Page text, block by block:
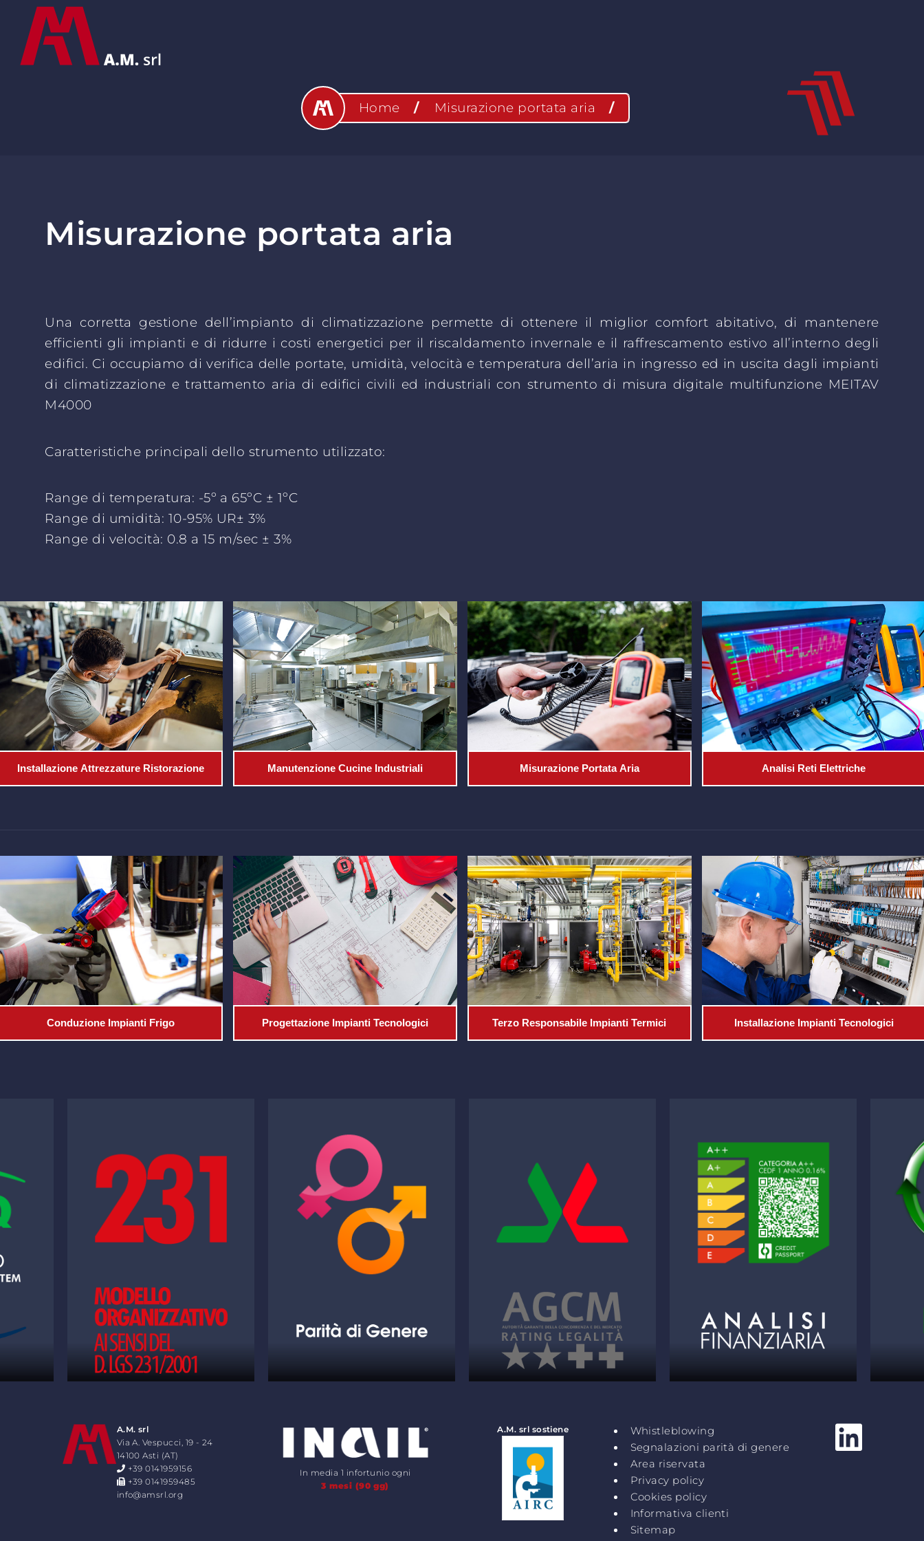
Home Misurazione portata aria
Misurazione portata aria
Una corretta gestione dell’impianto di climatizzazione permette di ottenere il miglior comfort abitativo, di mantenere
efficienti gli impianti e di ridurre i costi energetici per il riscaldamento invernale e il raffrescamento estivo all’interno degli
edifici. Ci occupiamo di verifica delle portate, umidità, velocità e temperatura dell’aria in ingresso ed in uscita dagli impianti
di climatizzazione e trattamento aria di edifici civili ed industriali con strumento di misura digitale multifunzione MEITAV
M4000
Caratteristiche principali dello strumento utilizzato:
Range di temperatura: -5º a 65ºC ± 1ºC
Range di umidità: 10-95% UR± 3%
Range di velocità: 0.8 a 15 m/sec ± 3%
Installazione Attrezzature Ristorazione Manutenzione Cucine Industriali Misurazione Portata Aria Analisi Reti Elettriche
Conduzione Impianti Frigo Progettazione Impianti Tecnologici Terzo Responsabile Impianti Termici Installazione Impianti Tecnologici
A.M. srl
Via A. Vespucci, 19 - 24
14100 Asti (AT)
+39 0141959156
+39 0141959485
info@amsrl.org
In media 1 infortunio ogni
3 mesi (90 gg)
A.M. srl sostiene
Whistleblowing
Segnalazioni parità di genere
Area riservata
Privacy policy
Cookies policy
Informativa clienti
Sitemap